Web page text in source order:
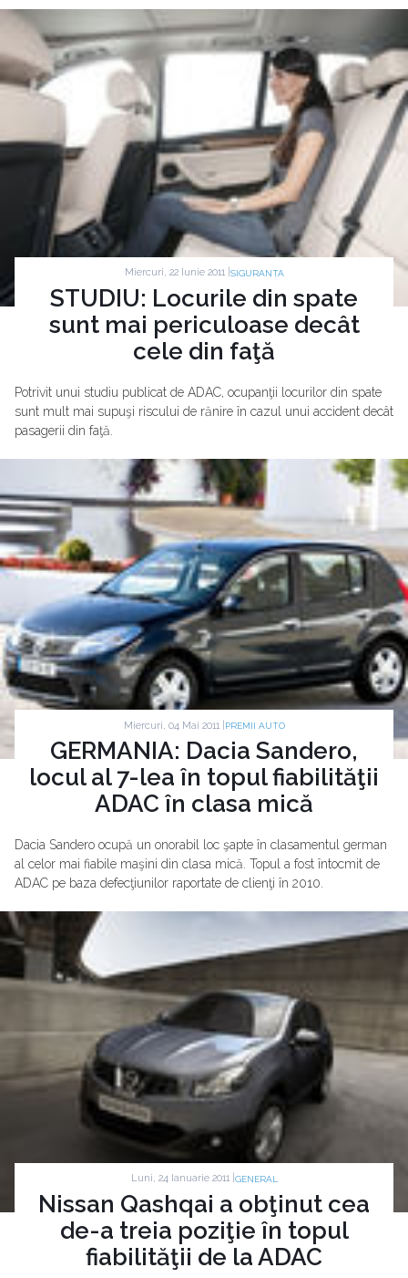
Miercuri, 22 Iunie 2011 | SIGURANTA
STUDIU: Locurile din spate
sunt mai periculoase decât
cele din faţă
Potrivit unui studiu publicat de ADAC, ocupanţii locurilor din spate
sunt mult mai supuşi riscului de rănire în cazul unui accident decât
pasagerii din faţă.
Miercuri, 04 Mai 2011 | PREMII AUTO
GERMANIA: Dacia Sandero,
locul al 7-lea în topul fiabilităţii
ADAC în clasa mică
Dacia Sandero ocupă un onorabil loc şapte în clasamentul german
al celor mai fiabile maşini din clasa mică. Topul a fost întocmit de
ADAC pe baza defecţiunilor raportate de clienţi în 2010.
Luni, 24 Ianuarie 2011 | GENERAL
Nissan Qashqai a obţinut cea
de-a treia poziţie în topul
fiabilităţii de la ADAC